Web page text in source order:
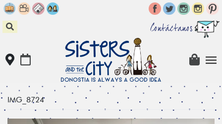
Skip
to
content
Contáctanos
IMG_8724